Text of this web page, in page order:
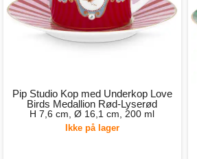
Pip Studio Kop med Underkop Love
Birds Medallion Rød-Lyserød
H 7,6 cm, Ø 16,1 cm, 200 ml
Ikke på lager